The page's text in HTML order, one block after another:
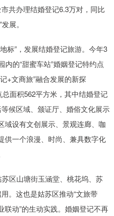
共办理结婚登记6.3万对，同比
展。
标”，发展结婚登记旅游。今年3
内的“甜蜜车站”婚姻登记特约点
+文商旅”融合发展的新探
面积562平方米，其中结婚登记
候区域、颁证厅、婚俗文化展示
域设有文创展示、景观连廊、咖
供一个浪漫、时尚、兼具数字化
区山塘街玉涵堂、桃花坞、苏
。这也是姑苏区推动“文旅带
动”的生动实践。婚姻登记不再